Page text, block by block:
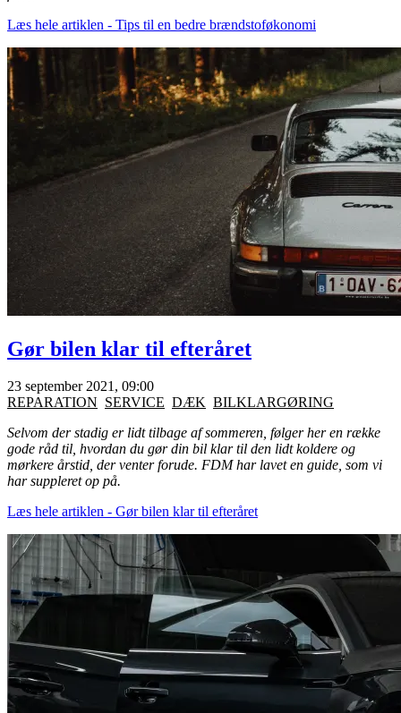
Læs hele artiklen - Tips til en bedre brændstoføkonomi
Gør bilen klar til efteråret
23 september 2021, 09:00
REPARATION SERVICE DÆK BILKLARGØRING
Selvom der stadig er lidt tilbage af sommeren, følger her en række
gode råd til, hvordan du gør din bil klar til den lidt koldere og
mørkere årstid, der venter forude. FDM har lavet en guide, som vi
har suppleret op på.
Læs hele artiklen - Gør bilen klar til efteråret